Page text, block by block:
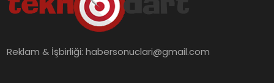
Reklam & İşbirliği:habersonuclari@gmail.com